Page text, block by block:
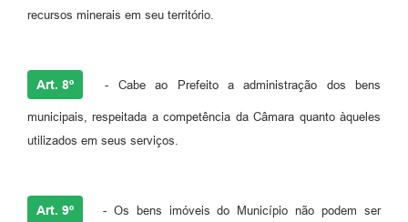
recursos minerais em seu território.
Art. 8º - Cabe ao Prefeito a administração dos bens
municipais, respeitada a competência da Câmara quanto àqueles
utilizados em seus serviços.
Art. 9º - Os bens imóveis do Município não podem ser